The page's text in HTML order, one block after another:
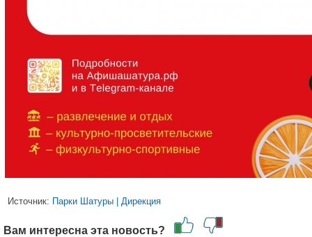
Источник: Парки Шатуры | Дирекция
Вам интересна эта новость?